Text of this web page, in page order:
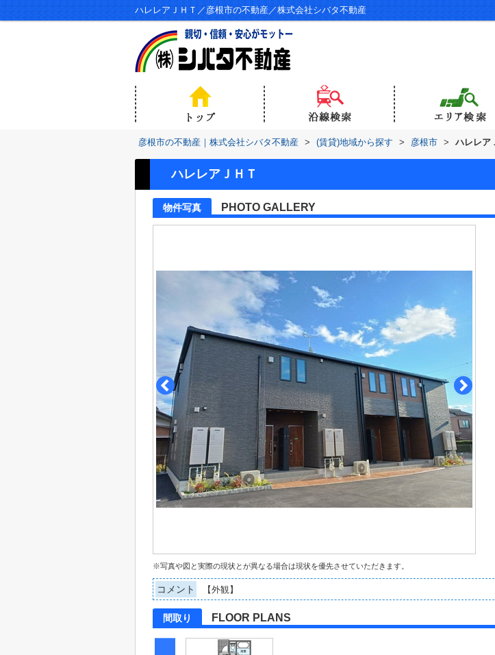
ハレレアＪＨＴ／彦根市の不動産／株式会社シバタ不動産
彦根市の不動産｜株式会社シバタ不動産 > (賃貸)地域から探す > 彦根市 > ハレレア
ハレレアＪＨＴ
物件写真 PHOTO GALLERY
※写真や図と実際の現状とが異なる場合は現状を優先させていただきます。
コメント 【外観】
間取り FLOOR PLANS